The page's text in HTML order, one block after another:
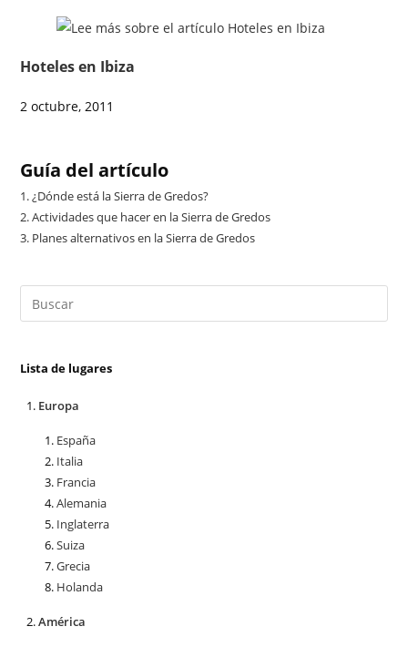
Hoteles en Ibiza
2 octubre, 2011
Guía del artículo
1.¿Dónde está la Sierra de Gredos?
2.Actividades que hacer en la Sierra de Gredos
3. Planes alternativos en la Sierra de Gredos
Lista de lugares
Europa
España
Italia
Francia
Alemania
Inglaterra
Suiza
Grecia
Holanda
América